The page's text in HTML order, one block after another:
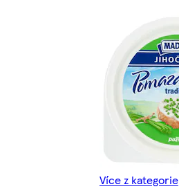
Více z kategorie